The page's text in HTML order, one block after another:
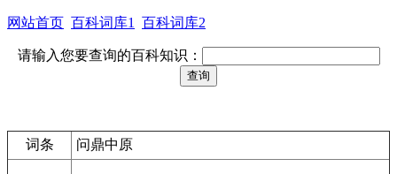
网站首页 百科词库1 百科词库2
请输入您要查询的百科知识：
词条 问鼎中原